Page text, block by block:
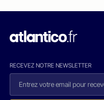
RECEVEZ NOTRE NEWSLETTER